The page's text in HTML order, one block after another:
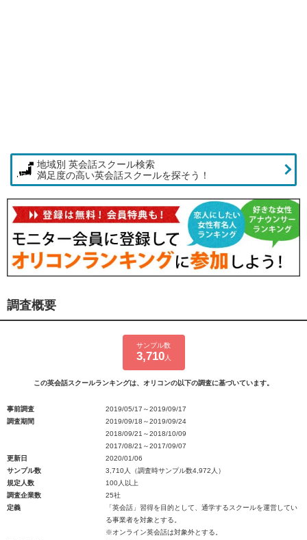
地域別 英会話スクール検索
満足度の高い英会話スクールを探そう！
調査概要
サンプル数
3,710人
この英会話スクールランキングは、オリコンの以下の調査に基づいています。
事前調査
2019/05/17～2019/09/17
調査期間
2019/09/18～2019/09/24
2018/09/21～2018/10/09
2017/08/21～2017/09/07
更新日
2020/01/06
サンプル数
3,710人（調査時サンプル数4,972人）
規定人数
100人以上
調査企業数
25社
定義
「英会話」習得を目的として、通学するスクールを運営してい
る事業者を対象とする。
※オンライン英会話は対象外とする。